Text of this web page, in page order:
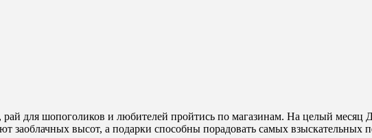
для шопоголиков и любителей пройтись по магазинам. На целый месяц
заоблачных высот, а подарки способны порадовать самых взыскательных